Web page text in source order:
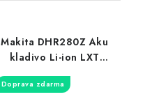
Makita DHR280Z Aku
kladivo Li-ion LXT
2x18V, bez aku Z
Doprava zdarma